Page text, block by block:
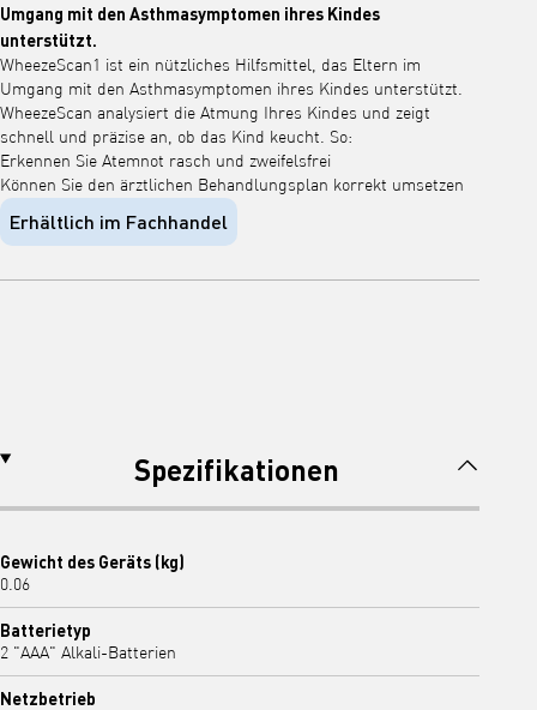
Umgang mit den Asthmasymptomen ihres Kindes
unterstützt.
WheezeScan1 ist ein nützliches Hilfsmittel, das Eltern im
Umgang mit den Asthmasymptomen ihres Kindes unterstützt.
WheezeScan analysiert die Atmung Ihres Kindes und zeigt
schnell und präzise an, ob das Kind keucht. So:
Erkennen Sie Atemnot rasch und zweifelsfrei
Können Sie den ärztlichen Behandlungsplan korrekt umsetzen
Erhältlich im Fachhandel
Spezifikationen
Gewicht des Geräts (kg)
0.06
Batterietyp
2 "AAA" Alkali-Batterien
Netzbetrieb